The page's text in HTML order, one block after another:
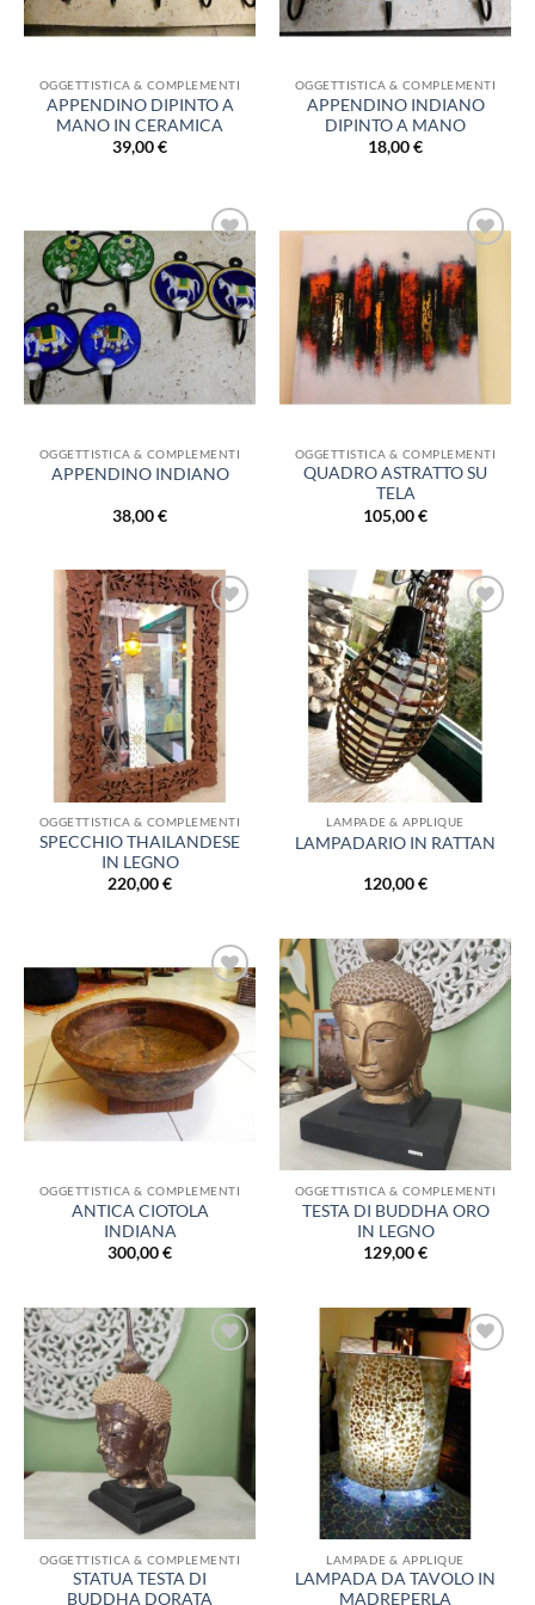
OGGETTISTICA & COMPLEMENTI
APPENDINO DIPINTO A
MANO IN CERAMICA
39,00€
OGGETTISTICA & COMPLEMENTI
APPENDINO INDIANO
DIPINTO A MANO
18,00€
Aggiungi
alla lista
dei
desideri
OGGETTISTICA & COMPLEMENTI
APPENDINO INDIANO
38,00€
Aggiungi
alla lista
dei
desideri
OGGETTISTICA & COMPLEMENTI
QUADRO ASTRATTO SU
TELA
105,00€
Aggiungi
alla lista
dei
desideri
OGGETTISTICA & COMPLEMENTI
SPECCHIO THAILANDESE
IN LEGNO
220,00€
Aggiungi
alla lista
dei
desideri
LAMPADE & APPLIQUE
LAMPADARIO IN RATTAN
120,00€
Aggiungi
alla lista
dei
desideri
OGGETTISTICA & COMPLEMENTI
ANTICA CIOTOLA
INDIANA
300,00€
Aggiungi
alla lista
OGGETTISTICA & COMPLEMENTI
TESTA DI BUDDHA ORO
IN LEGNO
129,00€
OGGETTISTICA & COMPLEMENTI
STATUA TESTA DI
BUDDHA DORATA
Aggiungi
alla lista
LAMPADE & APPLIQUE
LAMPADA DA TAVOLO IN
MADREPERLA